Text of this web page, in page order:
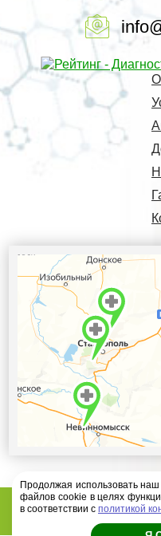
Диагностический
Продолжая использовать
файлов cookie в целях
в соответствии с политикой